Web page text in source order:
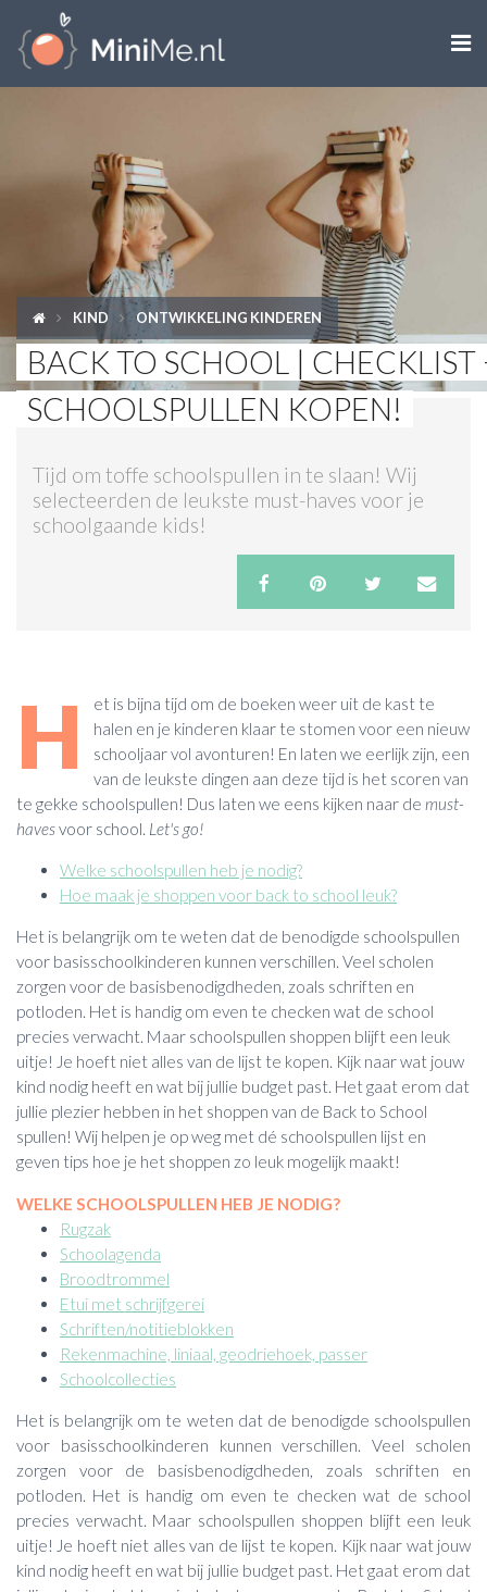

KIND
LIFESTYLE
SHOPS
ACTIES & KORTING
KIND ONTWIKKELING KINDEREN
BACK TO SCHOOL | CHECKLIST
SCHOOLSPULLEN KOPEN!
Tijd om toffe schoolspullen in te slaan! Wij
selecteerden de leukste must-haves voor je
schoolgaande kids!
H
et is bijna tijd om de boeken weer uit de kast te
halen en je kinderen klaar te stomen voor een nieuw
schooljaar vol avonturen! En laten we eerlijk zijn, een
van de leukste dingen aan deze tijd is het scoren van
te gekke schoolspullen! Dus laten we eens kijken naar de must-
havesvoor school. Let's go!
Welke schoolspullen heb je nodig?
Hoe maak je shoppen voor back to school leuk?
Het is belangrijk om te weten dat de benodigde schoolspullen
voor basisschoolkinderen kunnen verschillen. Veel scholen
zorgen voor de basisbenodigdheden, zoals schriften en
potloden. Het is handig om even te checken wat de school
precies verwacht. Maar schoolspullen shoppen blijft een leuk
uitje! Je hoeft niet alles van de lijst te kopen. Kijk naar wat jouw
kind nodig heeft en wat bij jullie budget past. Het gaat erom dat
jullie plezier hebben in het shoppen van de Back to School
spullen! Wij helpen je op weg met dé schoolspullen lijst en
geven tips hoe je het shoppen zo leuk mogelijk maakt!
WELKE SCHOOLSPULLEN HEB JE NODIG?
Rugzak
Schoolagenda
Broodtrommel
Etui met schrijfgerei
Schriften/notitieblokken
Rekenmachine, liniaal, geodriehoek, passer
Schoolcollecties
Het is belangrijk om te weten dat de benodigde schoolspullen
voor basisschoolkinderen kunnen verschillen. Veel scholen
zorgen voor de basisbenodigdheden, zoals schriften en
potloden. Het is handig om even te checken wat de school
precies verwacht. Maar schoolspullen shoppen blijft een leuk
uitje! Je hoeft niet alles van de lijst te kopen. Kijk naar wat jouw
kind nodig heeft en wat bij jullie budget past. Het gaat erom dat